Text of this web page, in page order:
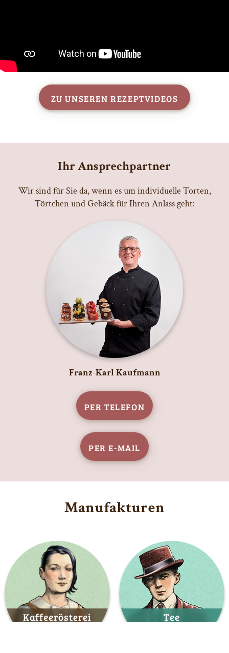
Zu unseren Rezeptvideos
Ihr Ansprechpartner
Wir sind für Sie da, wenn es um individuelle Torten,
Törtchen und Gebäck für Ihren Anlass geht:
Franz-Karl Kaufmann
Per Telefon
Per E-Mail
Manufakturen
Kaffeerösterei Tee